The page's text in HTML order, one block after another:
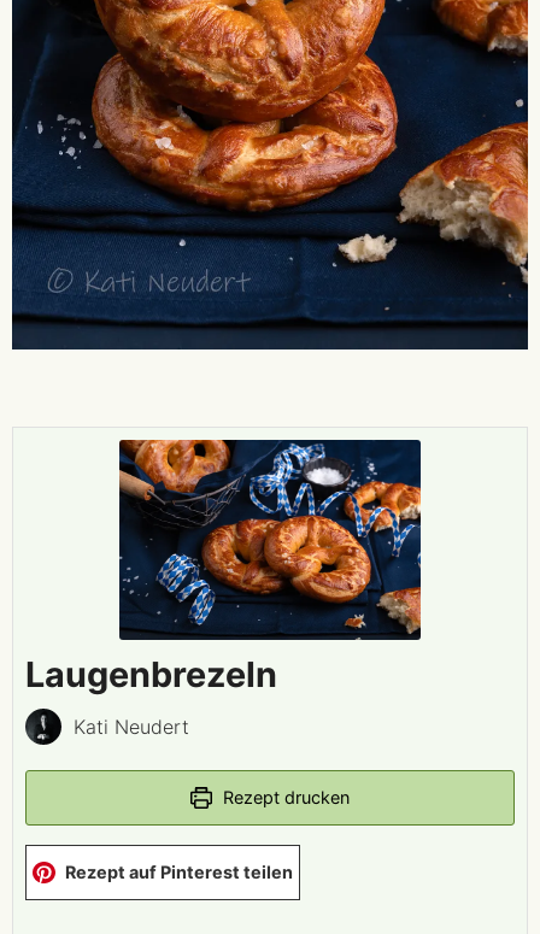
Laugenbrezeln
Kati Neudert
Rezept drucken
Rezept auf Pinterest teilen